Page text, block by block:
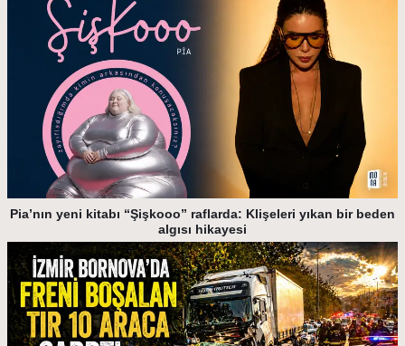
Pia’nın yeni kitabı “Şişkooo” raflarda: Klişeleri yıkan bir beden
algısı hikayesi